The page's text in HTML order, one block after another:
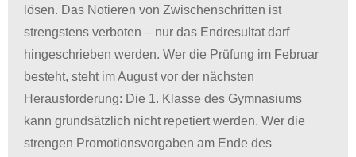
lösen. Das Notieren von Zwischenschritten ist
strengstens verboten – nur das Endresultat darf
hingeschrieben werden. Wer die Prüfung im Februar
besteht, steht im August vor der nächsten
Herausforderung: Die 1. Klasse des Gymnasiums
kann grundsätzlich nicht repetiert werden. Wer die
strengen Promotionsvorgaben am Ende des